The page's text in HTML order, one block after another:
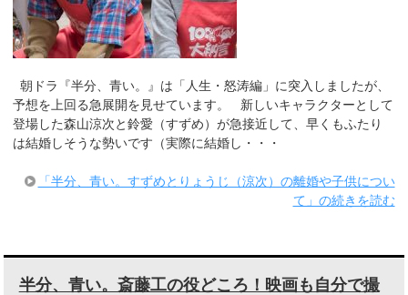
朝ドラ『半分、青い。』は「人生・怒涛編」に突入しましたが、
予想を上回る急展開を見せています。 新しいキャラクターとして
登場した森山涼次と鈴愛（すずめ）が急接近して、早くもふたり
は結婚しそうな勢いです（実際に結婚し・・・
「半分、青い。すずめとりょうじ（涼次）の離婚や子供につい
て」の続きを読む
半分、青い。斎藤工の役どころ！映画も自分で撮